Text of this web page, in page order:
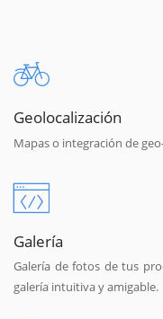
Geolocalización
Mapas o integración de
Galería
Galería de fotos de tus
galería intuitiva y amigable.